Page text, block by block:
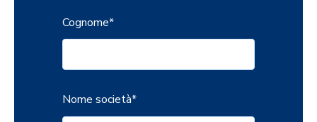
Cognome*
Nome società*